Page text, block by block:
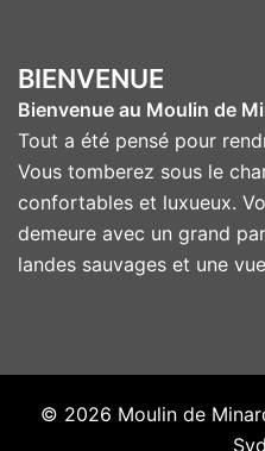
BIENVENUE
Bienvenue au Moulin de
Tout a été pensé pour
Vous tomberez sous le
confortables et luxueux.
demeure avec un grand
landes sauvages et une
© 2026 Moulin de